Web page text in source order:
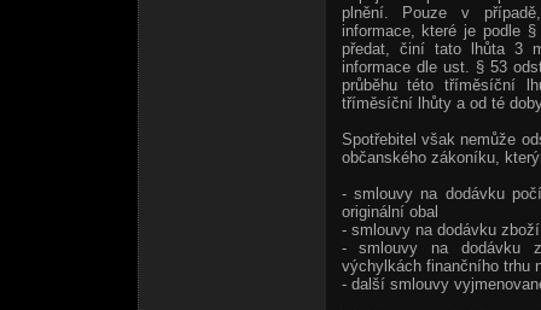
plnění. Pouze v
informace, které je podle
předat, činí tato lhůta 3
informace dle ust. § 53
průběhu této tříměsíční
tříměsíční lhůty a od té
Spotřebitel však nemůže
občanského zákoníku,
- smlouvy na dodávku
originální obal
- smlouvy na dodávku
- smlouvy na dodávku
výchylkách finančního trhu
- další smlouvy